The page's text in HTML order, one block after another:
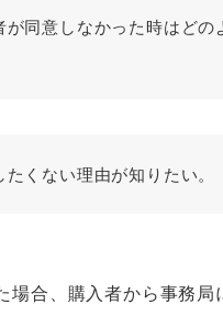
同意しなかった時はどの
くない理由が知りたい。
合、購入者から事務